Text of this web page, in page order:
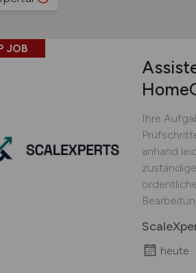
JOB
Ihre
anhand
heute